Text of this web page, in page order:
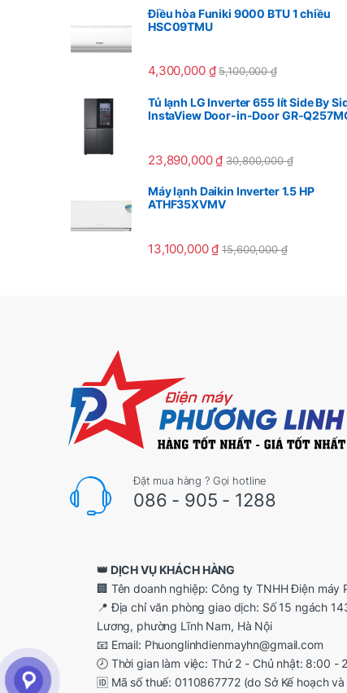
Điều hòa Funiki 9000 BTU 1 chiều
HSC09TMU
4,300,000 ₫ 5,100,000₫
Tủ lạnh LG Inverter 655 lít Side By
InstaView Door-in-Door GR-
23,890,000₫ 30,800,000₫
Máy lạnh Daikin Inverter 1.5 HP
ATHF35XVMV
13,100,000₫ 15,600,000₫
Đặt mua hàng ? Gọi hotline
086 - 905 - 1288
👑 DỊCH VỤ KHÁCH HÀNG
🏢 Tên doanh nghiệp: Công ty TNHH Điện máy
📍 Địa chỉ văn phòng giao dịch: Số 15 ngách
Lương, phường Lĩnh Nam, Hà Nội
📧 Email: Phuonglinhdienmayhn@gmail.com
🕗 Thời gian làm việc: Thứ 2 - Chủ nhật: 8:00 -
🆔 Mã số thuế: 0110867772 (do Sở Kế hoạch